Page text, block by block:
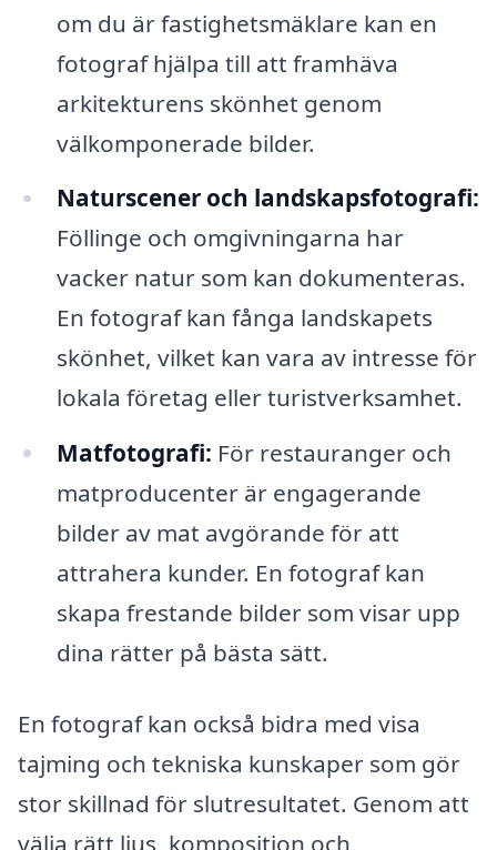
om du är fastighetsmäklare kan en
fotograf hjälpa till att framhäva
arkitekturens skönhet genom
välkomponerade bilder.
Naturscener och landskapsfotografi:
Föllinge och omgivningarna har
vacker natur som kan dokumenteras.
En fotograf kan fånga landskapets
skönhet, vilket kan vara av intresse för
lokala företag eller turistverksamhet.
Matfotografi: För restauranger och
matproducenter är engagerande
bilder av mat avgörande för att
attrahera kunder. En fotograf kan
skapa frestande bilder som visar upp
dina rätter på bästa sätt.
En fotograf kan också bidra med visa
tajming och tekniska kunskaper som gör
stor skillnad för slutresultatet. Genom att
välja rätt ljus, komposition och